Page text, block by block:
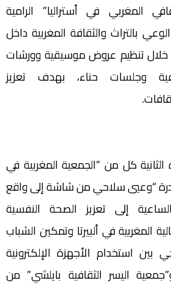
المغربي في أستراليا” الرامية
بالتراث والثقافة المغربية داخل
خلال تنظيم عروض موسيقية وورشات
وجلسات حناء، بهدف تعزيز
الثانية كل من “الجمعية المغربية في
“وعيي سلاحي من شاشة إلى واقع
إلى تعزيز الصحة النفسية
المغربية في ألبيرتا وتمكين الشباب
استخدام الأجهزة الإلكترونية
اليسر الثقافية بايلشي” من